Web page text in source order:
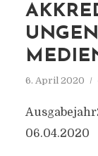
6. April 2020
06.04.2020